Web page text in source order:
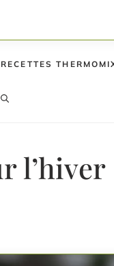
RECETTES
l’hiver